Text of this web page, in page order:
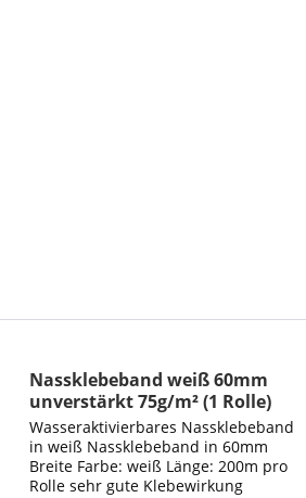
Nassklebeband weiß 60mm
unverstärkt 75g/m² (1 Rolle)
Wasseraktivierbares Nassklebeband
in weiß Nassklebeband in 60mm
Breite Farbe: weiß Länge: 200m pro
Rolle sehr gute Klebewirkung